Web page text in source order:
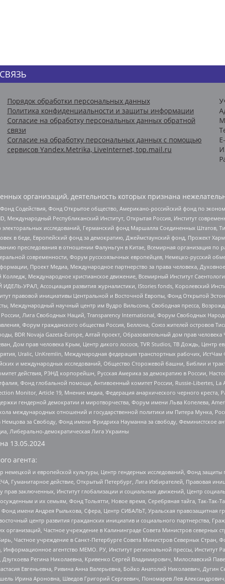
Порядок обработки персональных данных
Политика конфиденциальности и защиты информации
Согласие на обработку персональных данных обратной
связи
Согласие на обработку персональных данных с помощью
сервисов Yandex.Metrika, LiveInternet, top.mail.ru
организаций, деятельность которых признана
Содействия, Фонд Открытое общество, Американо-российский фонд по
Международный Республиканский Институт, Открытая Россия, Институт
исследований, Германский фонд Маршалла Соединенных Штатов,
в беде, Европейский фонд за демократию, Джеймстаунский фонд, Прожект
преследования в отношении Фалуньгун в Китае, Всемирная организация по
современности, Форум русскоязычных европейцев, Немецко-русский
Проект Медиа, Международное партнерство за права человека,
Международное христианское движение, Всемирный Институт
УРАЛ, Ассоциация развития журналистики, IStories fonds, Королевский
правовой инициативы Центральной и Восточной Европы, Фонд Открытой
Международный научный центр им Вудро Вильсона, Свободная пресса,
Лига Свободных Наций, Transparеncy International, Форум Свободных
Форум гражданского общества Россия, Беллона, Союз жителей островов
BDR Novaja Gazeta-Europe, Алтай проект, Образовательный дом прав
Дом прав человека Крым, Центр дикого лосося, TVR Studios, ТВ Дождь, Центр
Uralic, UnKremlin, Международная федерация транспортных рабочих,
и международных исследований, Общество Сторожевой башни, Библии и
действия, РЭНД корпорейшн, Русская Америка за демократию в России,
Фонд глобальной помощи, Антивоенный комитет России, Russie-Libertes,
Monitor, Article 19, Мнение медиа, Федерация анархического черного
гендерной демократии и миротворчества, Форум имени Льва Копелева,
международных отношений и государственной политики им Питера Мунка,
за Свободу, Фонд имени Фридриха Науманна за свободу, Феминистское
Либерально-демократическая Лига Украины
13.05.2024
агента:
и европейской культуры, Центр гендерных исследований, Фонд
действие, Открытый Петербург, Лига Избирателей, Правовая
прав заключенных, Институт глобализации и социальных движений, Центр
и их семьям, Фонд Тольятти, Новое время, Серебряная тайга, Так-Так-
имени Андрея Рылькова, Сфера, Центр СИБАЛЬТ, Уральская правозащитная
центр развития гражданских инициатив и социального партнерства,
Частное учреждение в Калининграде Совета Министров северных
Частное учреждение в Санкт-Петербурге Совета Министров Северных Стран,
Информационное агентство МЕМО. РУ, Институт региональной прессы,
Дзугкоева Регина Николаевна, Кривенко Сергей Владимирович, Милославский
Евгеньевна, Ривина Анна Валерьевна, Бойко Анатолий Николаевич, Дугин
Ирина Ароновна, Шведов Григорий Сергеевич, Пономарев Лев